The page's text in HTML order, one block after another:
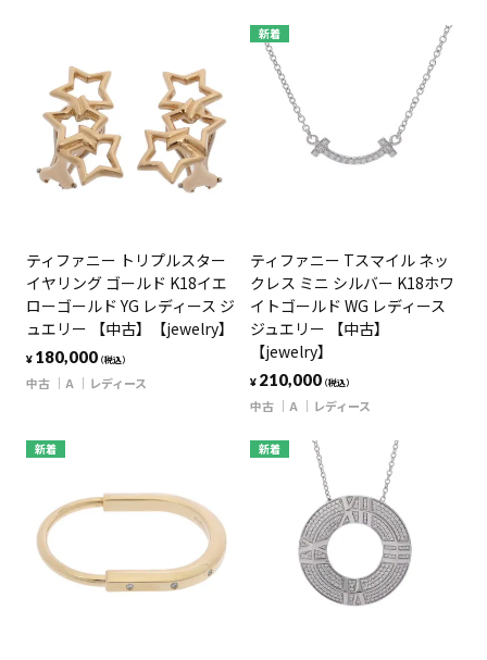
ティファニー トリプルスター
イヤリング ゴールド K18イエ
ローゴールド YG レディース ジ
ュエリー 【中古】【jewelry】
¥ 180,000（税込）
中古 A レディース
新着
ティファニー Tスマイル ネッ
クレス ミニ シルバー K18ホワ
イトゴールド WG レディース
ジュエリー 【中古】
【jewelry】
¥ 210,000（税込）
中古 A レディース
新着 新着